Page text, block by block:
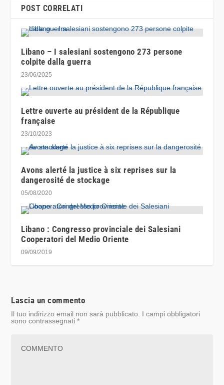
POST CORRELATI
Libano – I salesiani sostengono 273 persone
colpite dalla guerra
23/06/2025
Lettre ouverte au président de la République
française
23/10/2023
Avons alerté la justice à six reprises sur la
dangerosité de stockage
05/08/2020
Libano : Congresso provinciale dei Salesiani
Cooperatori del Medio Oriente
09/09/2019
Lascia un commento
Il tuo indirizzo email non sarà pubblicato.
I campi obbligatori
sono contrassegnati*